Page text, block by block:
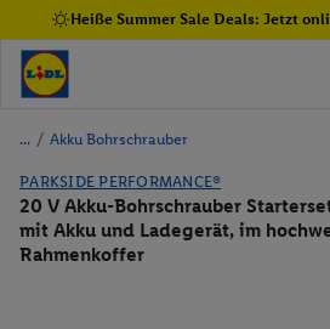
Heiße Summer Sale Deals: Jetzt
/ Akku Bohrschrauber
PARKSIDE PERFORMANCE®
20 V Akku-Bohrschrauber
mit Akku und Ladegerät, im
Rahmenkoffer